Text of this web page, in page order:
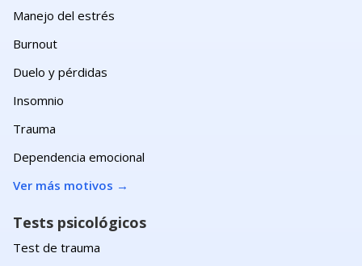
Manejo del estrés
Burnout
Duelo y pérdidas
Insomnio
Trauma
Dependencia emocional
Ver más motivos →
Tests psicológicos
Test de trauma